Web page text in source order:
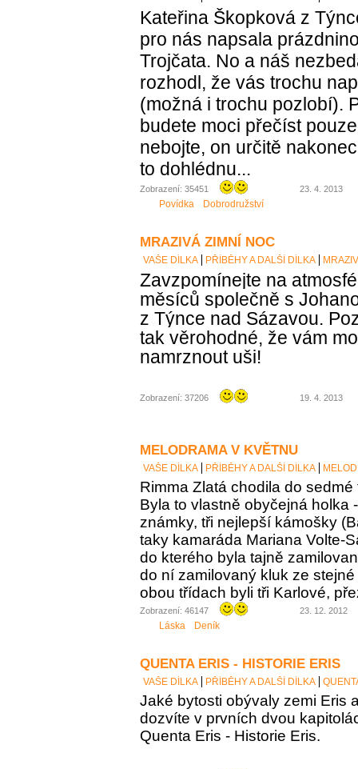
Kateřina Škopková z
pro nás napsala
Trojčata. No a náš
rozhodl, že vás trochu
(možná i trochu pozlobí).
budete moci přečíst
nebojte, on určitě
to dohlédnu...
Zobrazení: 35451 23. 4. 2013
Povídka Dobrodružství
MRAZIVÁ ZIMNÍ NOC
VAŠE DÍLKA PŘÍBĚHY A DALŠÍ DÍLKA
Zavzpomínejte na
měsíců společně s
z Týnce nad Sázavou.
tak věrohodné, že vám
namrznout uši!
Zobrazení: 37206 19. 4. 2013
MELODRAMA V KVĚTNU
VAŠE DÍLKA PŘÍBĚHY A DALŠÍ DÍLKA
Rimma Zlatá chodila do
Byla to vlastně obyčejná holka
známky, tři nejlepší kámošky
taky kamaráda Mariana Volte-
do kterého byla tajně
do ní zamilovaný kluk ze
obou třídach byli tři Karlové,
Zobrazení: 46147 23. 12. 2012
Láska Deník
QUENTA ERIS - HISTORIE ERIS
VAŠE DÍLKA PŘÍBĚHY A DALŠÍ DÍLKA
Jaké bytosti obývaly zemi Eris
dozvíte v prvních dvou
Quenta Eris - Historie Eris.